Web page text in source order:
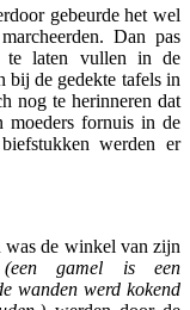
gebeurde het wel
Dan pas
te laten vullen in de
bij de gedekte tafels in
nog te herinneren dat
moeders fornuis in de
werden er
was de winkel van zijn
(een gamel is een
wanden werd kokend